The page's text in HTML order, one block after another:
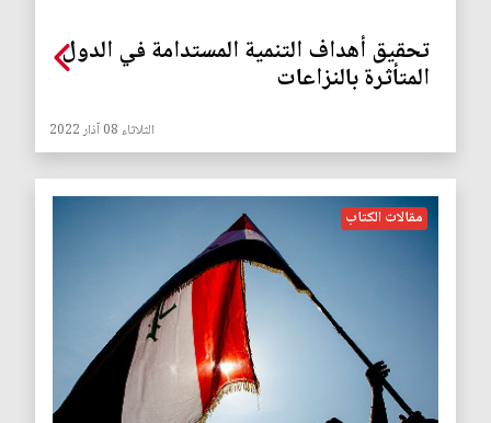
تحقيق أهداف التنمية المستدامة في الدول
المتأثرة بالنزاعات
الثلاثاء 08 آذار 2022
مقالات الكتاب